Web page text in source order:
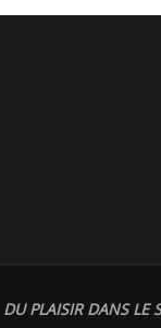
DU PLAISIR DANS LE